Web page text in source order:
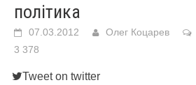
політика
07.03.2012 Олег Коцарев
3 378
Tweet on twitter